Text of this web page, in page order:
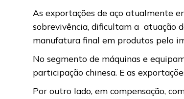
As exportações de aço atualmente
sobrevivência, dificultam a atuação
manufatura final em produtos pelo
No segmento de máquinas e
participação chinesa. E as
Por outro lado, em compensação,